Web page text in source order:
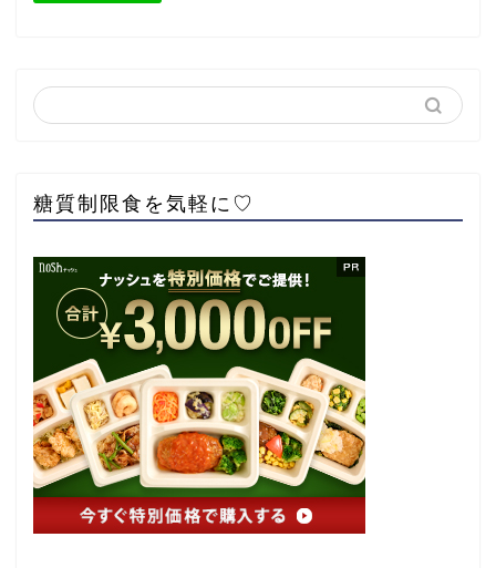
糖質制限食を気軽に♡